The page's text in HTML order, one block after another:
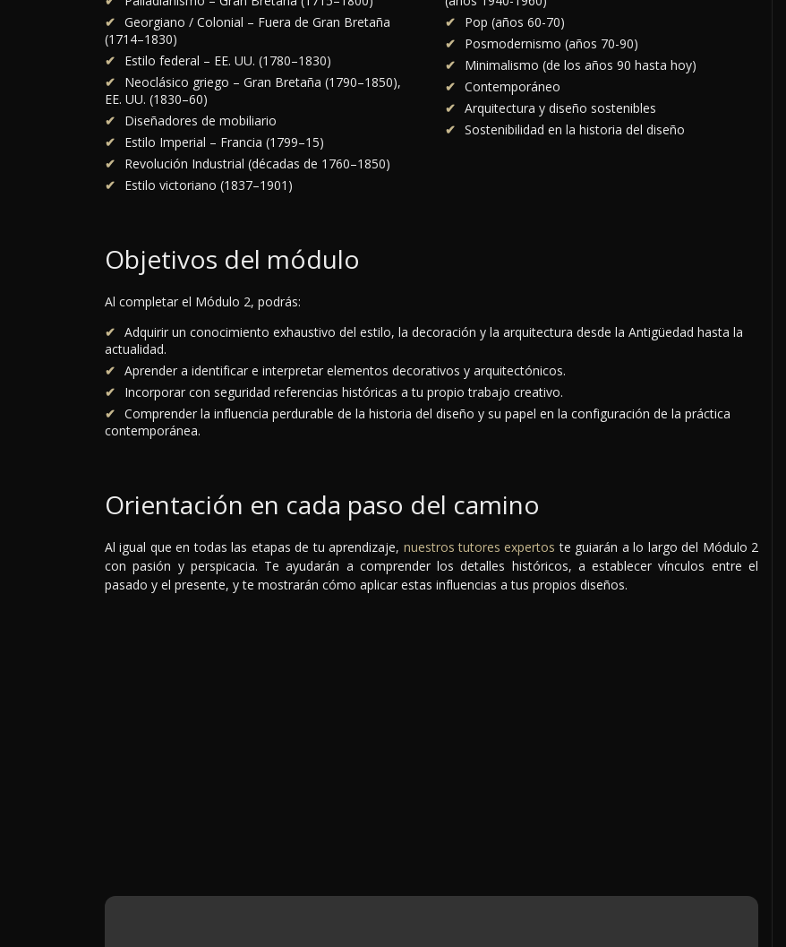
Georgiano / Colonial – Fuera de Gran Bretaña
(1714–1830)
Estilo federal – EE. UU. (1780–1830)
Neoclásico griego – Gran Bretaña (1790–1850),
EE. UU. (1830–60)
Diseñadores de mobiliario
Estilo Imperial – Francia (1799–15)
Revolución Industrial (décadas de 1760–1850)
Estilo victoriano (1837–1901)
Pop (años 60-70)
Posmodernismo (años 70-90)
Minimalismo (de los años 90 hasta hoy)
Contemporáneo
Arquitectura y diseño sostenibles
Sostenibilidad en la historia del diseño
Objetivos del módulo
Al completar el Módulo 2, podrás:
Adquirir un conocimiento exhaustivo del estilo, la decoración y la arquitectura desde la Antigüedad hasta la
actualidad.
Aprender a identificar e interpretar elementos decorativos y arquitectónicos.
Incorporar con seguridad referencias históricas a tu propio trabajo creativo.
Comprender la influencia perdurable de la historia del diseño y su papel en la configuración de la práctica
contemporánea.
Orientación en cada paso del camino
Al igual que en todas las etapas de tu aprendizaje, nuestros tutores expertos te guiarán a lo largo del Módulo 2
con pasión y perspicacia. Te ayudarán a comprender los detalles históricos, a establecer vínculos entre el
pasado y el presente, y te mostrarán cómo aplicar estas influencias a tus propios diseños.